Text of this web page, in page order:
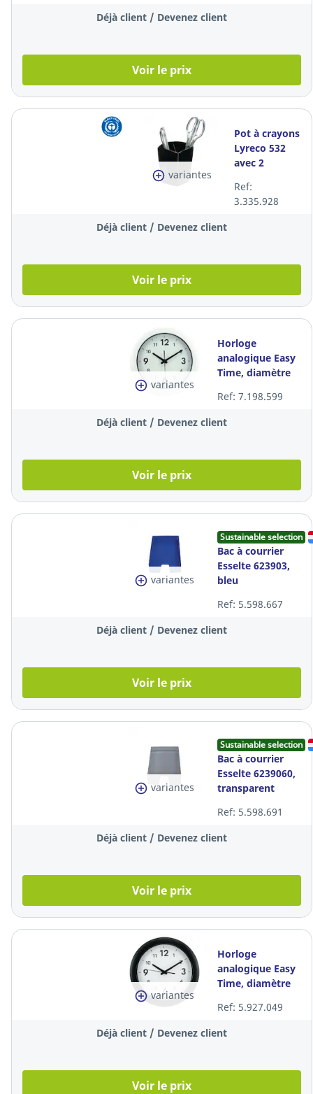
Déjà client / Devenez client
Voir le prix
variantes
Pot à crayons
Lyreco 532
avec 2
noir
Ref:
3.335.928
Déjà client / Devenez client
Voir le prix
variantes
Horloge
analogique Easy
Time, diamètre
Ref: 7.198.599
Déjà client / Devenez client
Voir le prix
variantes
Sustainable selection
Bac à courrier
Esselte 623903,
bleu
Ref: 5.598.667
Déjà client / Devenez client
Voir le prix
variantes
Sustainable selection
Bac à courrier
Esselte 6239060,
transparent
Ref: 5.598.691
Déjà client / Devenez client
Voir le prix
variantes
Horloge
analogique Easy
Time, diamètre
Ref: 5.927.049
Déjà client / Devenez client
Voir le prix